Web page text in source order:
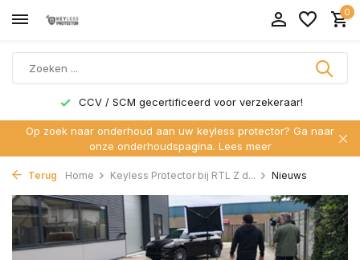
0
's Werelds eerste elektronische sleutel beveiliging!
Op zoek naar onderhoud aan uw keyless protector? Ga naar
onze onderhoudspagina. Lees meer
Terug Home Keyless Protector bij RTL Z d... Nieuws